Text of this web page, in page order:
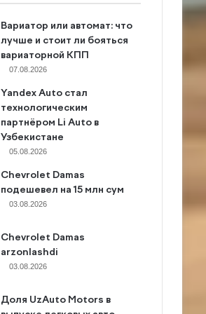
Вариатор или автомат: что
лучше и стоит ли бояться
вариаторной КПП
07.08.2026
Yandex Auto стал
технологическим
партнёром Li Auto в
Узбекистане
05.08.2026
Chevrolet Damas
подешевел на 15 млн сум
03.08.2026
Chevrolet Damas
arzonlashdi
03.08.2026
Доля UzAuto Motors в